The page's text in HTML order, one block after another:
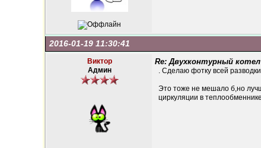
2016-01-19 11:30:41
Виктор
Админ
Re: Двухконтурный
. Сделаю фотку всей
Это тоже не мешало б,но
циркуляции в